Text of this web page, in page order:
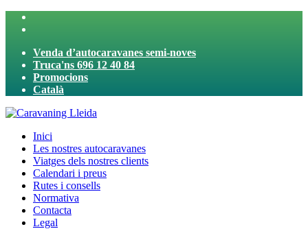
Skip
contentVenda d’autocaravanes semi-noves
Truca'ns 696 12 40 84
Promocions
Català
search
Menu
Inici
Les nostres autocaravanes
Viatges dels nostres clients
Calendari i preus
Rutes i consells
Normativa
Contacta
Legal